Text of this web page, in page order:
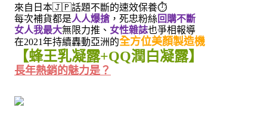
來自日本🇯🇵話題不斷的速效保養⏱
每次補貨都是人人爆搶 ，死忠粉絲 回購不斷
女人我最大無限力推、 女性雜誌也爭相報導
在2021年持續轟動亞洲的全方位美顏製造機
【蜂王乳凝露+QQ潤白凝露】
長年熱銷的魅力是？